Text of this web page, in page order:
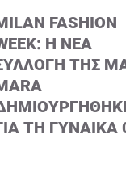
FASHION
Η ΝΈΑ
ΤΗΣ
ΤΗ ΓΥΝΑΊΚΑ